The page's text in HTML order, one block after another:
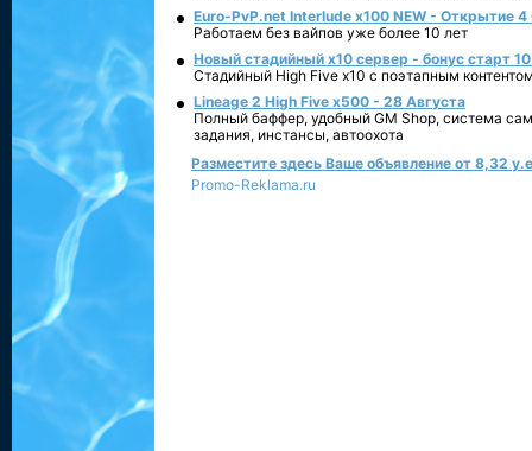
Euro-PvP.net Interlude х100 NEW - Открытие 4
Работаем без вайпов уже более 10 лет
Новый стадийный х10 сервер - бонус старт
Стадийный High Five x10 с поэтапным
Lineage 2 High Five x500 - 28 Августа
Полный баффер, удобный GM Shop, система
задания, инстансы, автоохота
Разместите здесь Ваше объявление от 8,32
Promo-Reklama.ru